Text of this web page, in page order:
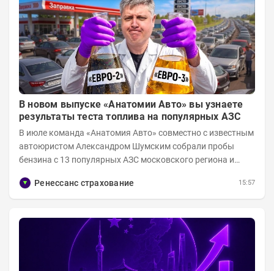
В новом выпуске «Анатомии Авто» вы узнаете
результаты теста топлива на популярных АЗС
В июле команда «Анатомия Авто» совместно с известным
автоюристом Александром Шумским собрали пробы
бензина с 13 популярных АЗС московского региона и
Ренессанс страхование
15:57